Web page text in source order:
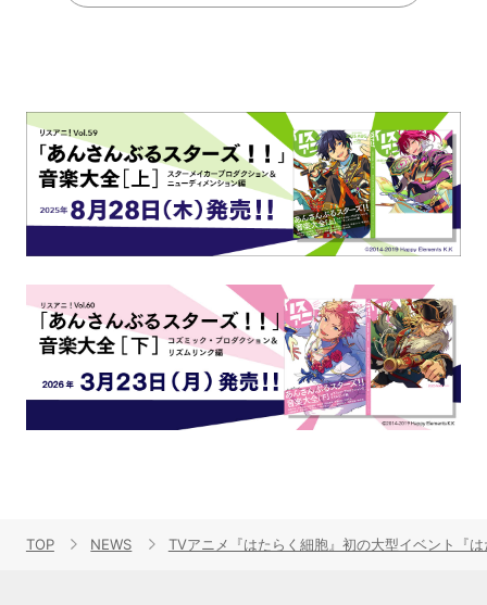
TOP NEWS TVアニメ『はたらく細胞』初の大型イベント『